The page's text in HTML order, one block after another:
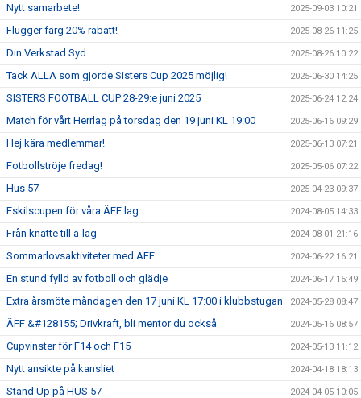
Nytt samarbete! 2025-09-03 10:21
Flügger färg 20% rabatt! 2025-08-26 11:25
Din Verkstad Syd. 2025-08-26 10:22
Tack ALLA som gjorde Sisters Cup 2025 möjlig! 2025-06-30 14:25
SISTERS FOOTBALL CUP 28-29:e juni 2025 2025-06-24 12:24
Match för vårt Herrlag på torsdag den 19 juni KL 19:00 2025-06-16 09:29
Hej kära medlemmar! 2025-06-13 07:21
Fotbollströje fredag! 2025-05-06 07:22
Hus 57 2025-04-23 09:37
Eskilscupen för våra ÄFF lag 2024-08-05 14:33
Från knatte till a-lag 2024-08-01 21:16
Sommarlovsaktiviteter med ÄFF 2024-06-22 16:21
En stund fylld av fotboll och glädje 2024-06-17 15:49
Extra årsmöte måndagen den 17 juni KL 17:00 i klubbstugan 2024-05-28 08:47
ÄFF &#128155; Drivkraft, bli mentor du också 2024-05-16 08:57
Cupvinster för F14 och F15 2024-05-13 11:12
Nytt ansikte på kansliet 2024-04-18 18:13
Stand Up på HUS 57 2024-04-05 10:05